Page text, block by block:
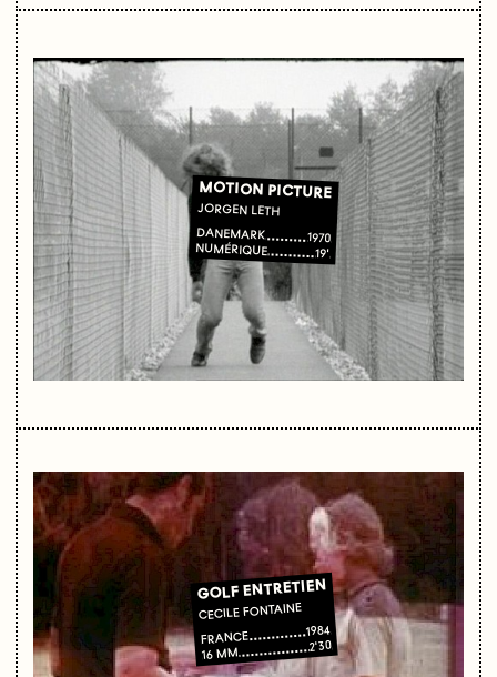
MOTION PICTURE
JORGEN LETH
DANEMARK 1970
NUMÉRIQUE 19'
GOLF ENTRETIEN
CECILE FONTAINE
FRANCE 1984
16 MM 2'30